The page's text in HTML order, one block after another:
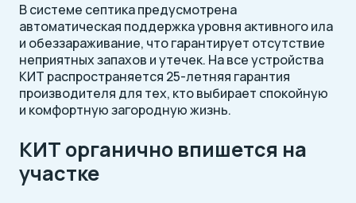
В системе септика предусмотрена
автоматическая поддержка уровня активного ила
и обеззараживание, что гарантирует отсутствие
неприятных запахов и утечек. На все устройства
КИТ распространяется 25-летняя гарантия
производителя для тех, кто выбирает спокойную
и комфортную загородную жизнь.
КИТ органично впишется на
участке